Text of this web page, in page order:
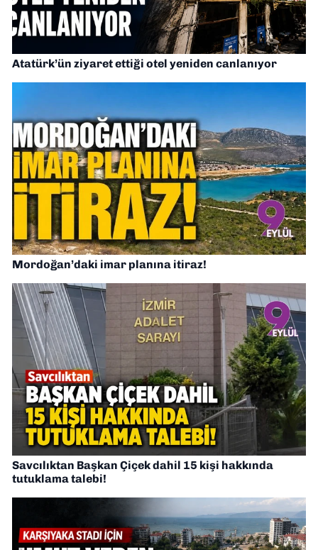
Atatürk’ün ziyaret ettiği otel yeniden canlanıyor
Mordoğan’daki imar planına itiraz!
Savcılıktan Başkan Çiçek dahil 15 kişi hakkında
tutuklama talebi!